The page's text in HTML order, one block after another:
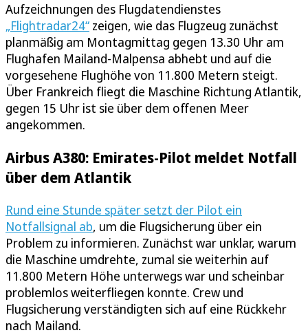
Aufzeichnungen des Flugdatendienstes
„Flightradar24“ zeigen, wie das Flugzeug zunächst
planmäßig am Montagmittag gegen 13.30 Uhr am
Flughafen Mailand-Malpensa abhebt und auf die
vorgesehene Flughöhe von 11.800 Metern steigt.
Über Frankreich fliegt die Maschine Richtung Atlantik,
gegen 15 Uhr ist sie über dem offenen Meer
angekommen.
Airbus A380: Emirates-Pilot meldet Notfall
über dem Atlantik
Rund eine Stunde später setzt der Pilot ein
Notfallsignal ab, um die Flugsicherung über ein
Problem zu informieren. Zunächst war unklar, warum
die Maschine umdrehte, zumal sie weiterhin auf
11.800 Metern Höhe unterwegs war und scheinbar
problemlos weiterfliegen konnte. Crew und
Flugsicherung verständigten sich auf eine Rückkehr
nach Mailand.